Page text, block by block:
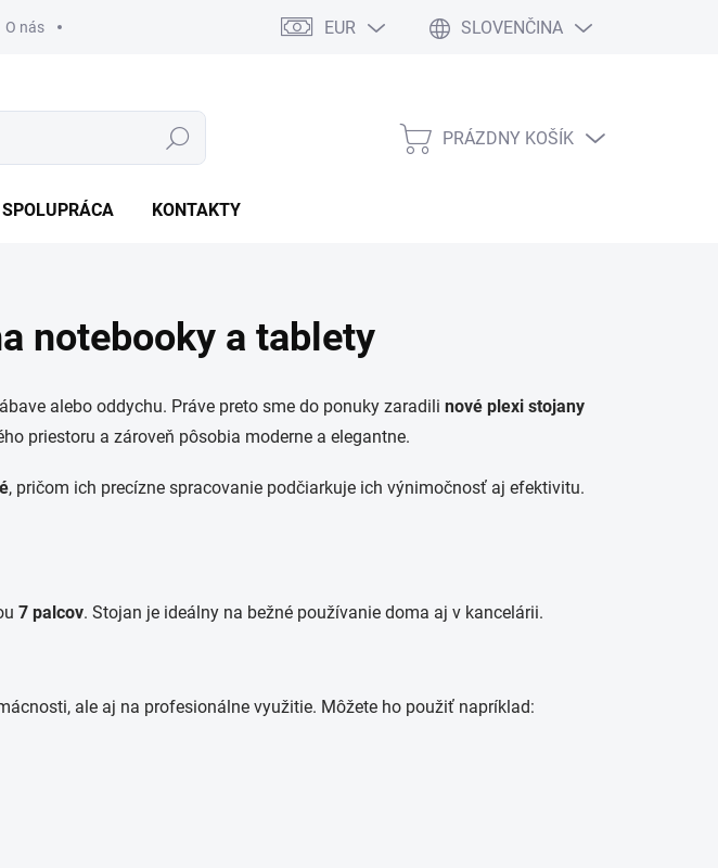
O nás EUR SLOVENČINA
Hľadať
NÁKUPNÝ
PRÁZDNY KOŠÍK
KONTAKTY
notebooky a tablety
alebo oddychu. Práve preto sme do ponuky zaradili nové plexi stojany
priestoru a zároveň pôsobia moderne a elegantne.
, pričom ich precízne spracovanie podčiarkuje ich výnimočnosť aj efektivitu.
7 palcov. Stojan je ideálny na bežné používanie doma aj v kancelárii.
ale aj na profesionálne využitie. Môžete ho použiť napríklad: